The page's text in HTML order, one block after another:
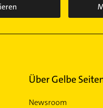
Über Gelbe
Newsroom